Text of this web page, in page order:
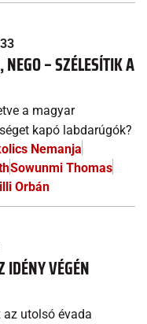
– SZÉLESÍTIK A
a magyar
kapó labdarúgók?
Nemanja
Sowunmi Thomas
Orbán
IDÉNY VÉGÉN
utolsó évada